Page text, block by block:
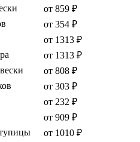
от 859 ₽
от 354 ₽
от 1313 ₽
от 1313 ₽
от 808 ₽
от 303 ₽
от 232 ₽
от 909 ₽
от 1010 ₽